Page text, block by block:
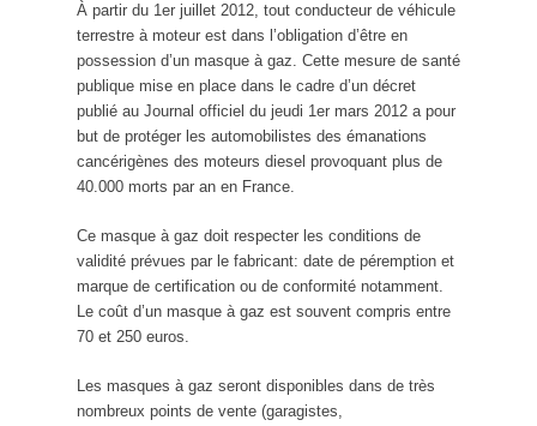
À partir du 1er juillet 2012, tout conducteur de véhicule
terrestre à moteur est dans l’obligation d’être en
possession d’un masque à gaz. Cette mesure de santé
publique mise en place dans le cadre d’un décret
publié au Journal officiel du jeudi 1er mars 2012 a pour
but de protéger les automobilistes des émanations
cancérigènes des moteurs diesel provoquant plus de
40.000 morts par an en France.
Ce masque à gaz doit respecter les conditions de
validité prévues par le fabricant: date de péremption et
marque de certification ou de conformité notamment.
Le coût d’un masque à gaz est souvent compris entre
70 et 250 euros.
Les masques à gaz seront disponibles dans de très
nombreux points de vente (garagistes,